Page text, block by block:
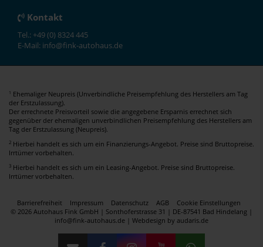
Kontakt
Tel.: +49 (0) 8324 445
E-Mail: info@fink-autohaus.de
1 Ehemaliger Neupreis (Unverbindliche Preisempfehlung des Herstellers am Tag
der Erstzulassung).
Der errechnete Preisvorteil sowie die angegebene Ersparnis errechnet sich
gegenüber der ehemaligen unverbindlichen Preisempfehlung des Herstellers am
Tag der Erstzulassung (Neupreis).
2 Hierbei handelt es sich um ein Finanzierungs-Angebot. Preise sind Bruttopreise.
Irrtümer vorbehalten.
3 Hierbei handelt es sich um ein Leasing-Angebot. Preise sind Bruttopreise.
Irrtümer vorbehalten.
Barrierefreiheit Impressum Datenschutz AGB
Cookie Einstellungen
© 2026 Autohaus Fink GmbH | Sonthoferstrasse 31 | DE-87541 Bad Hindelang |
info@fink-autohaus.de | Webdesign by audaris.de